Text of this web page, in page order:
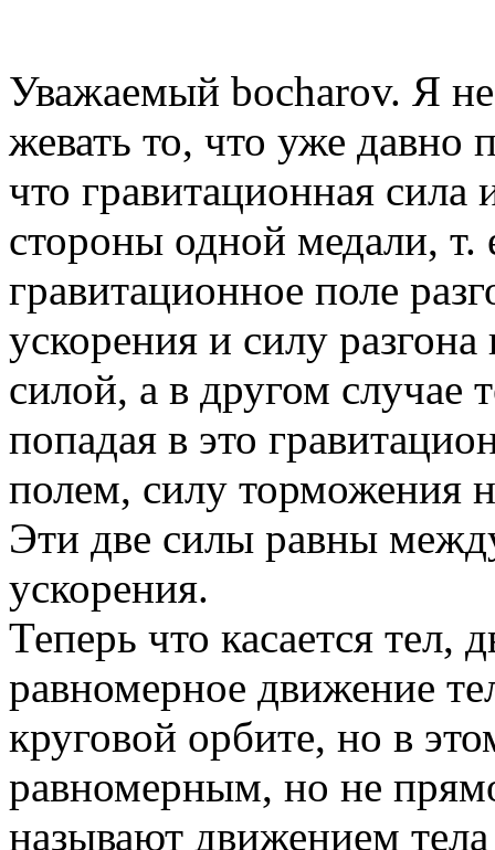
Уважаемый bocharov. Я
жевать то, что уже давно
что гравитационная сила
стороны одной медали, т.
гравитационное поле
ускорения и силу
силой, а в другом случае
попадая в это
полем, силу торможения
Эти две силы равны
ускорения.
Теперь что касается
равномерное движение
круговой орбите, но в
равномерным, но не
называют движением